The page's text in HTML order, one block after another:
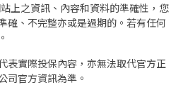
上之資訊、內容和資料的準確性，您
確、不完整亦或是過期的。若有任何
表實際投保內容，亦無法取代官方正
司官方資訊為準。